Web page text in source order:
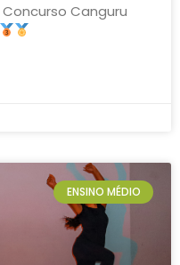
Canguru
ENSINO MÉDIO